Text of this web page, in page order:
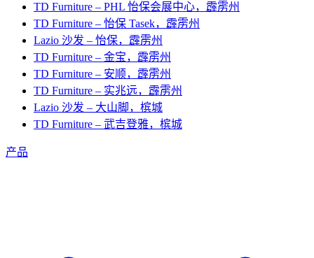
TD Furniture – PHL 怡保会展中心，霹雳州
TD Furniture – 怡保 Tasek，霹雳州
Lazio 沙发 – 怡保，霹雳州
TD Furniture – 金宝，霹雳州
TD Furniture – 安顺，霹雳州
TD Furniture – 实兆远，霹雳州
Lazio 沙发 – 大山脚，槟城
TD Furniture – 武吉登雅，槟城
产品